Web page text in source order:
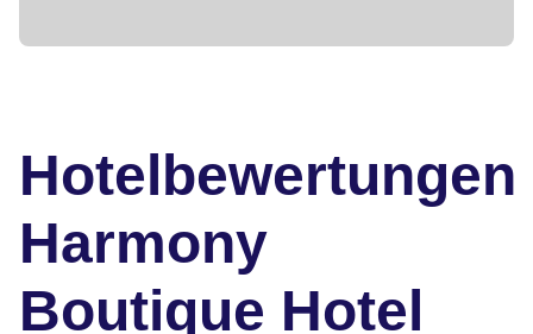
Hotelbewertungen
Harmony
Boutique Hotel